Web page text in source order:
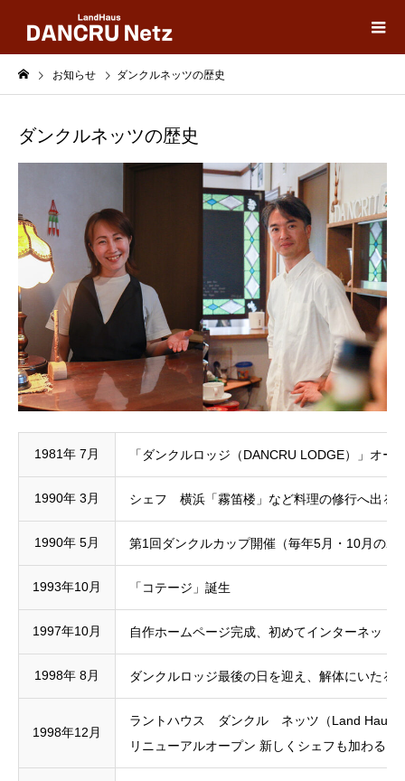
お知らせ ダンクルネッツの歴史
ダンクルネッツの歴史
1981年 7月 「ダンクルロッジ（DANCRU LODGE）」オー
1990年 3月 シェフ 横浜「霧笛楼」など料理の修行へ出る
1990年 5月 第1回ダンクルカップ開催（毎年5月・10月の2
1993年10月 「コテージ」誕生
1997年10月 自作ホームページ完成、初めてインターネット
1998年 8月 ダンクルロッジ最後の日を迎え、解体にいたる
1998年12月
ラントハウス ダンクル ネッツ（Land Haus
リニューアルオープン 新しくシェフも加わる